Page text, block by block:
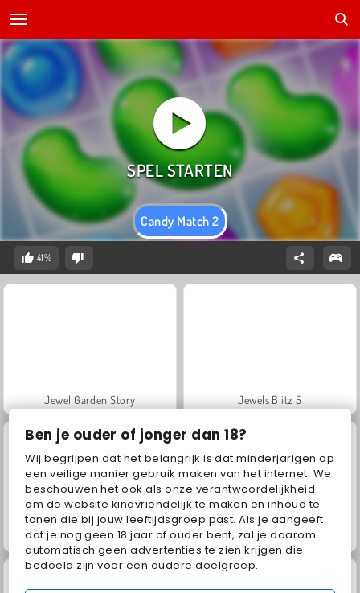
Ben je ouder of jonger dan 18?
Wij begrijpen dat het belangrijk is dat minderjarigen op
een veilige manier gebruik maken van het internet. We
beschouwen het ook als onze verantwoordelijkheid
om de website kindvriendelijk te maken en inhoud te
tonen die bij jouw leeftijdsgroep past. Als je aangeeft
dat je nog geen 18 jaar of ouder bent, zal je daarom
automatisch geen advertenties te zien krijgen die
bedoeld zijn voor een oudere doelgroep.
Candy Match 2
41%
Jewel Garden Story Jewels Blitz 5
Bubble Shooter Grand Mahjong Connect